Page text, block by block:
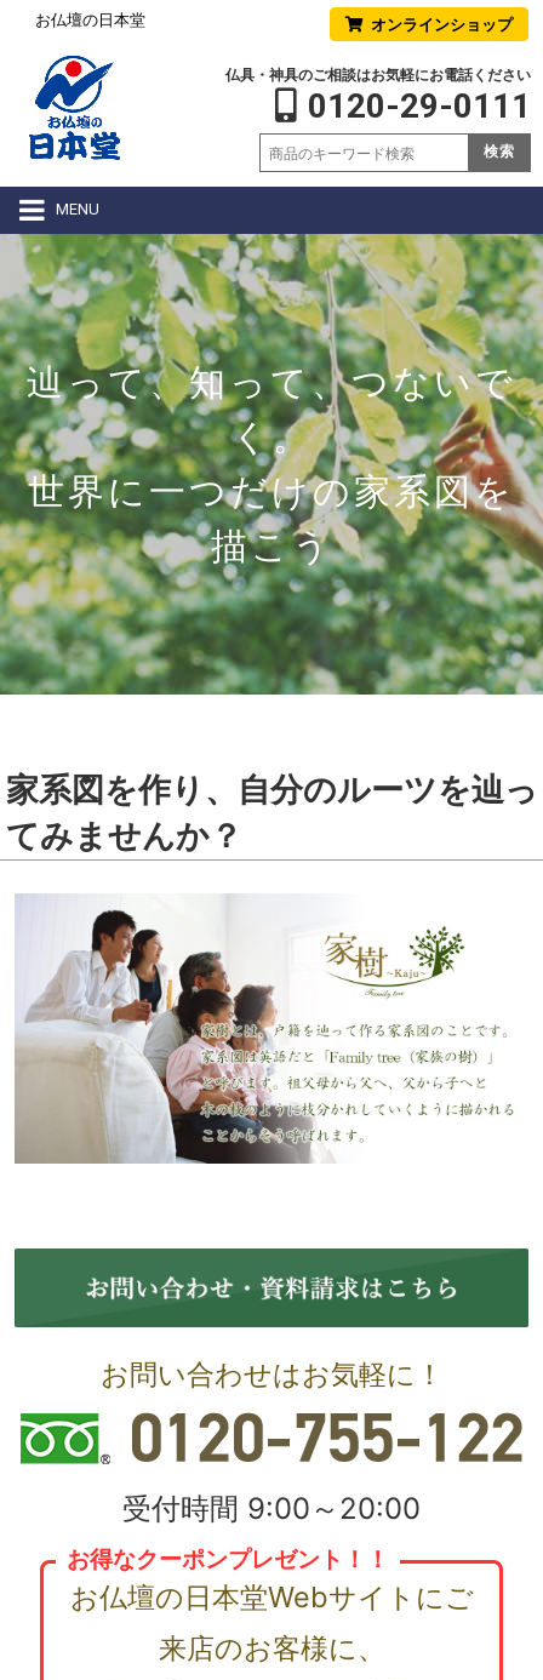
お仏壇の日本堂 オンラインショップ
仏具・神具のご相談はお気軽にお電話ください
0120-29-0111
検索
MENU
辿って、知って、つないで
く。
世界に一つだけの家系図を
描こう
家系図を作り、自分のルーツを辿っ
てみませんか？
お問い合わせはお気軽に！
受付時間 9:00～20:00
お得なクーポンプレゼント！！
お仏壇の日本堂Webサイトにご
来店のお客様に、